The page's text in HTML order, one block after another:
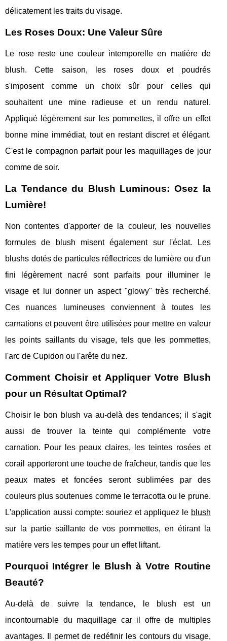
délicatement les traits du visage.
Les Roses Doux: Une Valeur Sûre
Le rose reste une couleur intemporelle en matière de
blush. Cette saison, les roses doux et poudrés
s'imposent comme un choix sûr pour celles qui
souhaitent une mine radieuse et un rendu naturel.
Appliqué légèrement sur les pommettes, il offre un effet
bonne mine immédiat, tout en restant discret et élégant.
C'est le compagnon parfait pour les maquillages de jour
comme de soir.
La Tendance du Blush Luminous: Osez la
Lumière!
Non contentes d'apporter de la couleur, les nouvelles
formules de blush misent également sur l'éclat. Les
blushs dotés de particules réflectrices de lumière ou d'un
fini légèrement nacré sont parfaits pour illuminer le
visage et lui donner un aspect "glowy" très recherché.
Ces nuances lumineuses conviennent à toutes les
carnations et peuvent être utilisées pour mettre en valeur
les points saillants du visage, tels que les pommettes,
l'arc de Cupidon ou l'arête du nez.
Comment Choisir et Appliquer Votre Blush
pour un Résultat Optimal?
Choisir le bon blush va au-delà des tendances; il s'agit
aussi de trouver la teinte qui complémente votre
carnation. Pour les peaux claires, les teintes rosées et
corail apporteront une touche de fraîcheur, tandis que les
peaux mates et foncées seront sublimées par des
couleurs plus soutenues comme le terracotta ou le prune.
L'application aussi compte: souriez et appliquez le blush
sur la partie saillante de vos pommettes, en étirant la
matière vers les tempes pour un effet liftant.
Pourquoi Intégrer le Blush à Votre Routine
Beauté?
Au-delà de suivre la tendance, le blush est un
incontournable du maquillage car il offre de multiples
avantages. Il permet de redéfinir les contours du visage,